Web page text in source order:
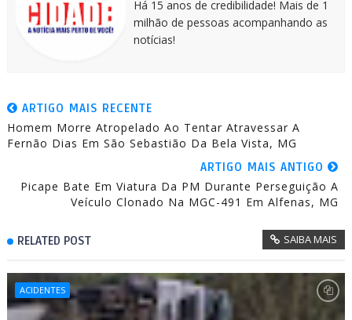
Há 15 anos de credibilidade! Mais de 1
milhão de pessoas acompanhando as
notícias!
ARTIGO MAIS RECENTE
Homem Morre Atropelado Ao Tentar Atravessar A
Fernão Dias Em São Sebastião Da Bela Vista, MG
ARTIGO MAIS ANTIGO
Picape Bate Em Viatura Da PM Durante Perseguição A
Veículo Clonado Na MGC-491 Em Alfenas, MG
RELATED POST SAIBA MAIS
ACIDENTES